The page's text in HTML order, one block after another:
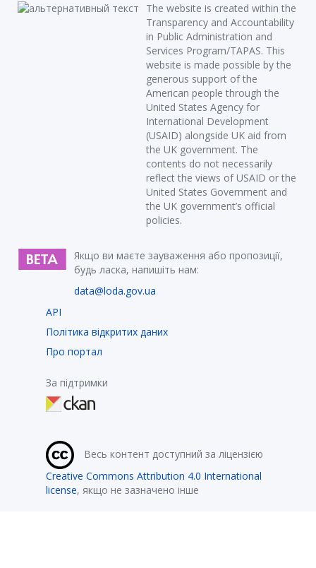
The website is created within the
Transparency and Accountability
in Public Administration and
Services Program/TAPAS. This
website is made possible by the
generous support of the
American people through the
United States Agency for
International Development
(USAID) alongside UK aid from
the UK government. The
contents do not necessarily
reflect the views of USAID or the
United States Government and
the UK government’s official
policies.
Якщо ви маєте зауваження або пропозиції,
будь ласка, напишіть нам:
data@loda.gov.ua
API
Політика відкритих даних
Про портал
За підтримки
Весь контент доступний за ліцензією
Creative Commons Attribution 4.0 International
license, якщо не зазначено інше